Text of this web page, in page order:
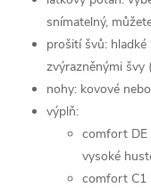
snímatelný,
prošití švů:
zvýrazněnými švy
nohy: kovové
výplň:
comfort DE
vysoké
comfort C1